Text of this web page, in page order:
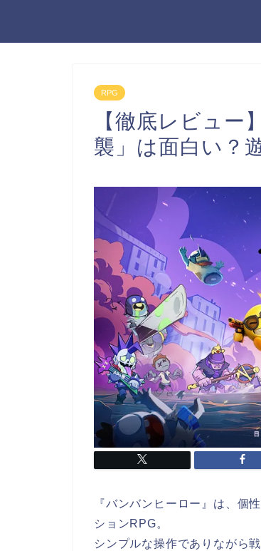
RPG
【徹底レビュー
襲」は面白い？
『バンバンヒーロー』は、個
ションRPG。
シンプルな操作でありながら